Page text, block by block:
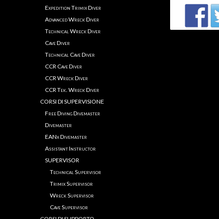
Expedition Trimix Diver
Advanced Wreck Diver
Technical Wreck Diver
Cave Diver
Technical Cave Diver
CCR Cave Diver
CCR Wreck Diver
CCR Tek. Wreck Diver
CORSI DI SUPERVISIONE
Free Diving Divemaster
Divemaster
EANx Divemaster
Assistant Instructor
SUPERVISOR
Technical Supervisor
Trimix Supervisor
Wreck Supervisor
Cave Supervisor